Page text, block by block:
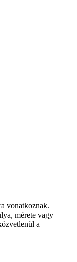
vonatkoznak.
mérete vagy
a